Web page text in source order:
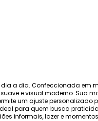
a dia. Confeccionada em
e visual moderno. Sua
um ajuste personalizado
para quem busca
informais, lazer e